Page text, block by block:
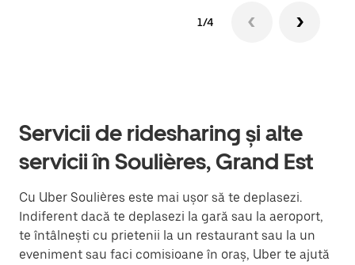
1/4
Servicii de ridesharing și alte
servicii în Soulières, Grand Est
Cu Uber Soulières este mai ușor să te deplasezi.
Indiferent dacă te deplasezi la gară sau la aeroport,
te întâlnești cu prietenii la un restaurant sau la un
eveniment sau faci comisioane în oraș, Uber te ajută